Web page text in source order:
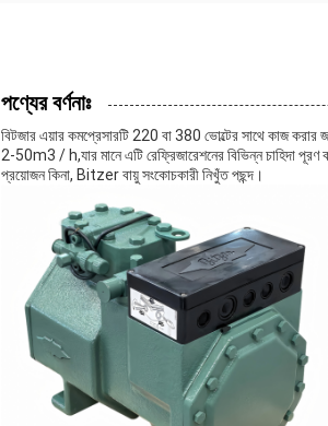
পণ্যের বর্ণনাঃ
বিটজার এয়ার কমপ্রেসারটি 220 বা 380 ভোল্টের সাথে কাজ করার
2-50m3 / h,যার মানে এটি রেফ্রিজারেশনের বিভিন্ন চাহিদা
প্রয়োজন কিনা, Bitzer বায়ু সংকোচকারী নিখুঁত পছন্দ।